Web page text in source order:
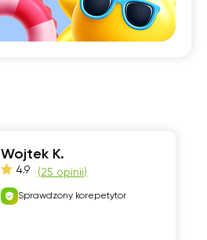
Wojtek K.
4.9 (25 opinii)
Sprawdzony korepetytor